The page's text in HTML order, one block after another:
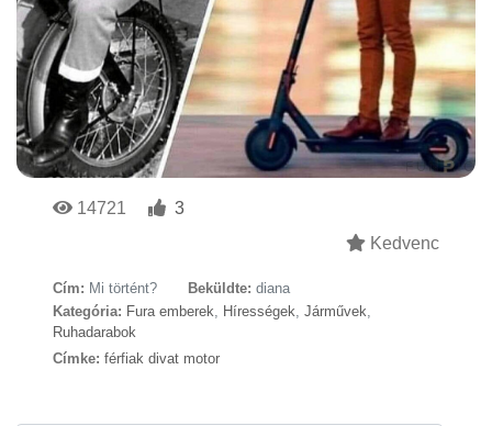
14721
3
Kedvenc
Cím: Mi történt? Beküldte: diana
Kategória: Fura emberek, Hírességek, Járművek,
Ruhadarabok
Címke: férfiak divat motor